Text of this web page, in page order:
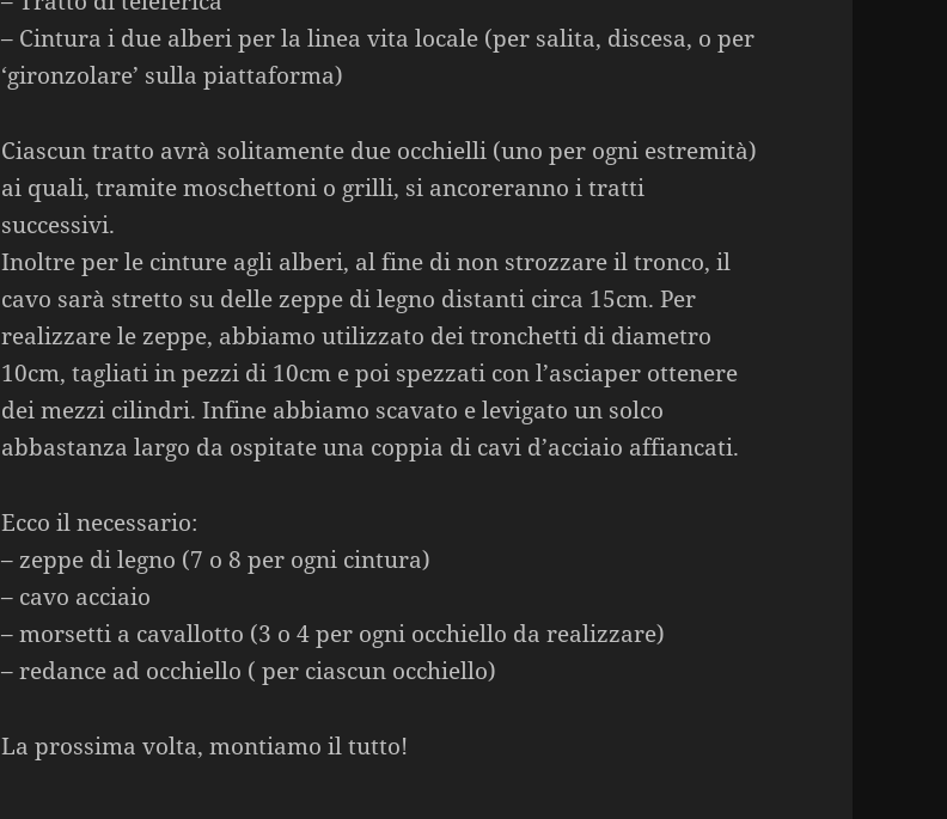
– Cintura i due alberi per la linea vita locale (per salita, discesa, o per
‘gironzolare’ sulla piattaforma)
Ciascun tratto avrà solitamente due occhielli (uno per ogni estremità)
ai quali, tramite moschettoni o grilli, si ancoreranno i tratti
successivi.
Inoltre per le cinture agli alberi, al fine di non strozzare il tronco, il
cavo sarà stretto su delle zeppe di legno distanti circa 15cm. Per
realizzare le zeppe, abbiamo utilizzato dei tronchetti di diametro
10cm, tagliati in pezzi di 10cm e poi spezzati con l’asciaper ottenere
dei mezzi cilindri. Infine abbiamo scavato e levigato un solco
abbastanza largo da ospitate una coppia di cavi d’acciaio affiancati.
Ecco il necessario:
– zeppe di legno (7 o 8 per ogni cintura)
– cavo acciaio
– morsetti a cavallotto (3 o 4 per ogni occhiello da realizzare)
– redance ad occhiello ( per ciascun occhiello)
La prossima volta, montiamo il tutto!